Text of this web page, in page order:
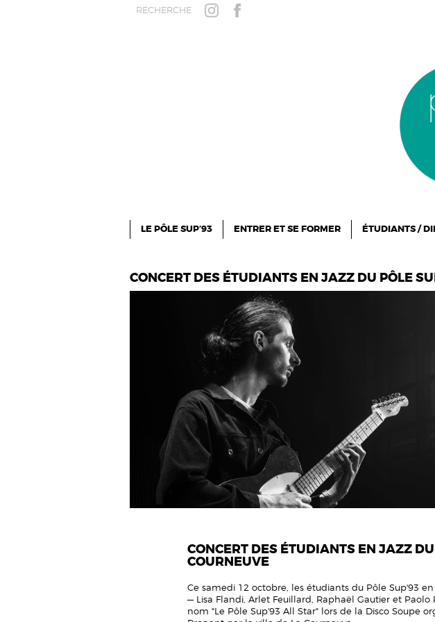
Aller au contenu principalRECHERCHE INSTAGRAMFACEBOOK
LE PÔLE SUP’93 ENTRER ET SE FORMER ÉTUDIANTS /
CONCERT DES ÉTUDIANTS EN JAZZ DU PÔLE
CONCERT DES ÉTUDIANTS EN JAZZ
COURNEUVE
Ce samedi 12 octobre, les étudiants du Pôle Sup'93
— Lisa Flandi, Arlet Feuillard, Raphaël Gautier et Paolo
nom "Le Pôle Sup'93 All Star" lors de la Disco Soupe